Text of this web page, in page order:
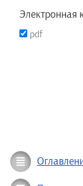
Электронная
pdf